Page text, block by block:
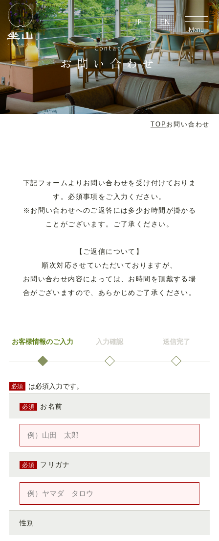
JP / EN
Menu
Contact
お問い合わせ
TOP お問い合わせ
下記フォームよりお問い合わせを受け付けておりま
す。必須事項をご入力ください。
※お問い合わせへのご返答には多少お時間が掛かる
ことがございます。ご了承ください。
【ご返信について】
順次対応させていただいておりますが、
お問い合わせ内容によっては、お時間を頂戴する場
合がございますので、あらかじめご了承ください。
お客様情報のご入力 入力確認 送信完了
必須 は必須入力です。
必須 お名前
必須 フリガナ
性別
Close
JP / EN
TOP アクセス
温泉 周辺観光
料理 日帰り
施設案内 愛犬と泊まれる宿
過ごし方
企業様向けプラン
お問い合わせ
宿泊予約プラン一覧
Tel.0278-72-3221